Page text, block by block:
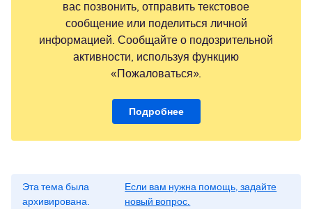
вас позвонить, отправить текстовое
сообщение или поделиться личной
информацией. Сообщайте о подозрительной
активности, используя функцию
«Пожаловаться».
Подробнее
Эта тема была
архивирована.
Если вам нужна помощь, задайте
новый вопрос.